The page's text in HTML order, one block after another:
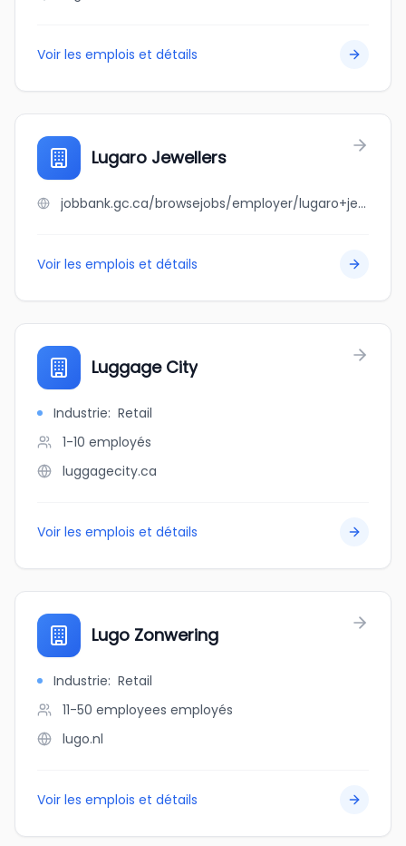
Voir les emplois et détails
Lugaro Jewellers
jobbank.gc.ca/browsejobs/employer/lugaro+jewellers/ca
Voir les emplois et détails
Luggage City
Industrie: Retail
1-10 employés
luggagecity.ca
Voir les emplois et détails
Lugo Zonwering
Industrie: Retail
11-50 employees employés
lugo.nl
Voir les emplois et détails